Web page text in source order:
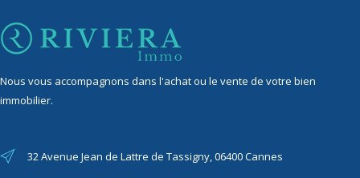
Nous vous accompagnons dans l'achat ou le vente de votre bien
immobilier.
32 Avenue Jean de Lattre de Tassigny, 06400 Cannes